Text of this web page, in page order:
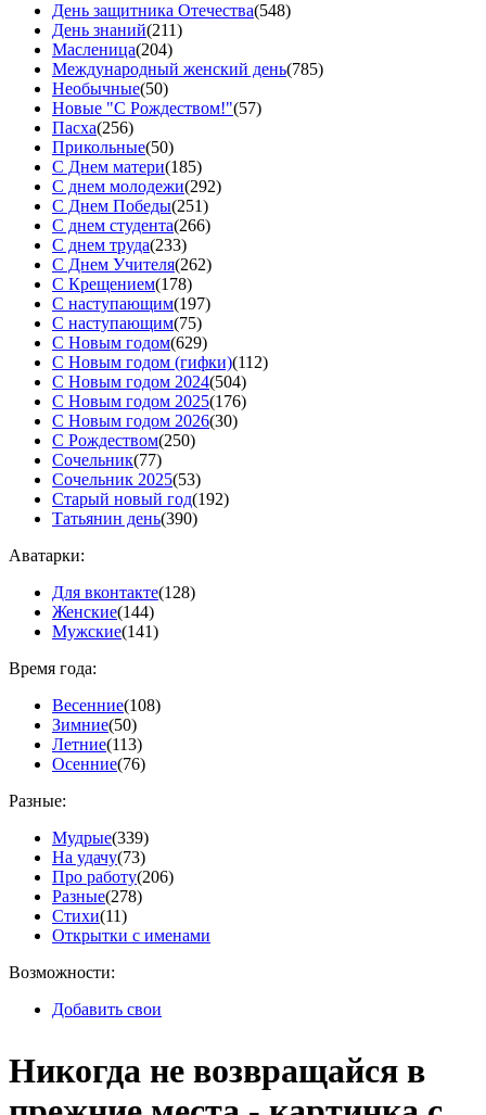
День защитника Отечества(548)
День знаний(211)
Масленица(204)
Международный женский день(785)
Необычные(50)
Новые "С Рождеством!"(57)
Пасха(256)
Прикольные(50)
С Днем матери(185)
С днем молодежи(292)
С Днем Победы(251)
С днем студента(266)
С днем труда(233)
С Днем Учителя(262)
С Крещением(178)
С наступающим(197)
С наступающим(75)
С Новым годом(629)
С Новым годом (гифки)(112)
С Новым годом 2024(504)
С Новым годом 2025(176)
С Новым годом 2026(30)
С Рождеством(250)
Сочельник(77)
Сочельник 2025(53)
Старый новый год(192)
Татьянин день(390)
Аватарки:
Для вконтакте(128)
Женские(144)
Мужские(141)
Время года:
Весенние(108)
Зимние(50)
Летние(113)
Осенние(76)
Разные:
Мудрые(339)
На удачу(73)
Про работу(206)
Разные(278)
Стихи(11)
Открытки с именами
Возможности:
Добавить свои
Никогда не возвращайся в